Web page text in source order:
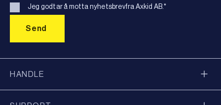
Jeg godtar å motta nyhetsbrevfra Axkid AB.*
HANDLE